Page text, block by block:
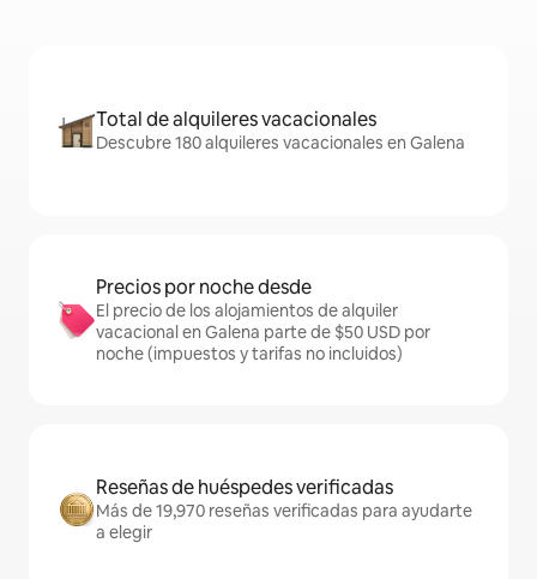
Total de alquileres vacacionales
Descubre 180 alquileres vacacionales en Galena
Precios por noche desde
El precio de los alojamientos de alquiler
vacacional en Galena parte de $50 USD por
noche (impuestos y tarifas no incluidos)
Reseñas de huéspedes verificadas
Más de 19,970 reseñas verificadas para ayudarte
a elegir